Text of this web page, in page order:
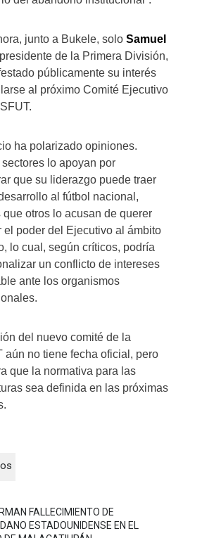
junto a Bukele, solo Samuel
de la Primera División,
públicamente su interés
al próximo Comité Ejecutivo
ha polarizado opiniones.
lo apoyan por
que su liderazgo puede traer
al fútbol nacional,
que otros lo acusan de querer
el poder del Ejecutivo al ámbito
lo cual, según críticos, podría
un conflicto de intereses
ante los organismos
del nuevo comité de la
aún no tiene fecha oficial, pero
que la normativa para las
sea definida en las próximas
FALLECIMIENTO DE
ESTADOUNIDENSE EN EL